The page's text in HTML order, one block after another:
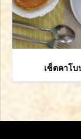
เซ็ตคาโบ